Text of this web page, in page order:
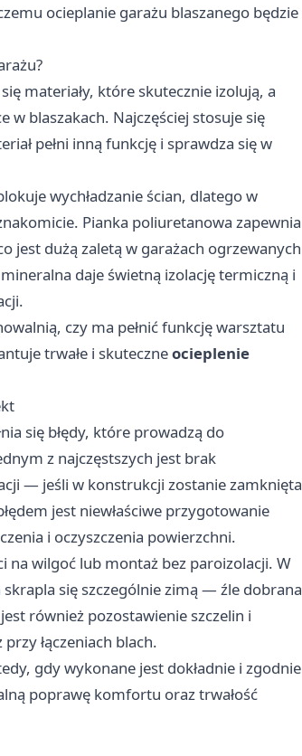
ocieplanie garażu blaszanego będzie
materiały, które skutecznie izolują, a
w blaszakach. Najczęściej stosuje się
pełni inną funkcję i sprawdza się w
wychładzanie ścian, dlatego w
Pianka poliuretanowa zapewnia
jest dużą zaletą w garażach ogrzewanych
daje świetną izolację termiczną i
czy ma pełnić funkcję warsztatu
trwałe i skuteczneocieplenie
się błędy, które prowadzą do
z najczęstszych jest brak
— jeśli w konstrukcji zostanie zamknięta
jest niewłaściwe przygotowanie
i oczyszczenia powierzchni.
na wilgoć lub montaż bez paroizolacji. W
się szczególnie zimą — źle dobrana
również pozostawienie szczelin i
łączeniach blach.
gdy wykonane jest dokładnie i zgodnie
poprawę komfortu oraz trwałość